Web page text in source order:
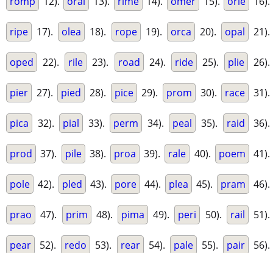
ripe 17). olea 18). rope 19). orca 20). opal 21).
oped 22). rile 23). road 24). ride 25). plie 26).
pier 27). pied 28). pice 29). prom 30). race 31).
pica 32). pial 33). perm 34). peal 35). raid 36).
prod 37). pile 38). proa 39). rale 40). poem 41).
pole 42). pled 43). pore 44). plea 45). pram 46).
prao 47). prim 48). pima 49). peri 50). rail 51).
pear 52). redo 53). rear 54). pale 55). pair 56).